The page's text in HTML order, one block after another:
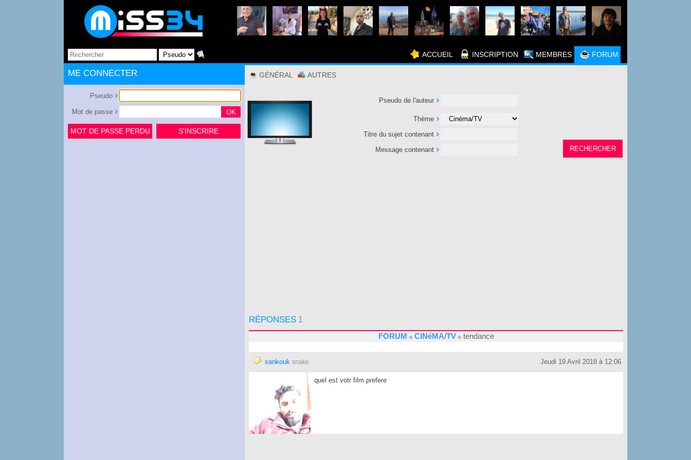
ACCUEIL INSCRIPTION MEMBRES FORUM
ME CONNECTER
Pseudo
Mot de passe
MOT DE PASSE PERDU S'INSCRIRE
GÉNÉRAL AUTRES
Pseudo de l'auteur
Thème
Titre du sujet contenant
Message contenant
RÉPONSES 1
FORUM
CINéMA/TV tendance
sankouk snake Jeudi 19 Avril 2018 à 12:06
quel est votr film prefere